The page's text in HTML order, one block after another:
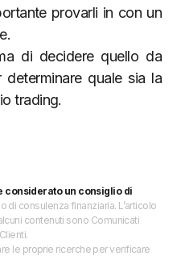
provarli in con un
di decidere quello da
quale sia la
trading.
considerato un consiglio di
di consulenza finanziaria. L’articolo
contenuti sono Comunicati
le proprie ricerche per verificare